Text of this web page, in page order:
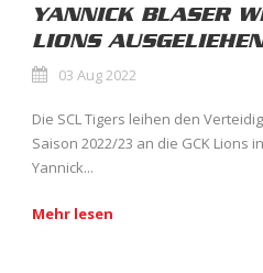
YANNICK BLASER
LIONS AUSGELIEHEN
03 Aug 2022
Die SCL Tigers leihen den
Saison 2022/23 an die GCK Lions
Yannick...
Mehr lesen